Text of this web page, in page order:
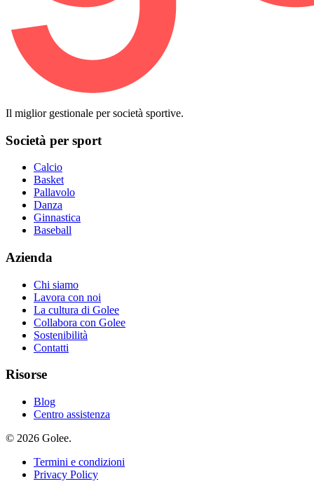
Il miglior gestionale per società sportive.
Società per sport
Calcio
Basket
Pallavolo
Danza
Ginnastica
Baseball
Azienda
Chi siamo
Lavora con noi
La cultura di Golee
Collabora con Golee
Sostenibilità
Contatti
Risorse
Blog
Centro assistenza
© 2026 Golee.
Termini e condizioni
Privacy Policy